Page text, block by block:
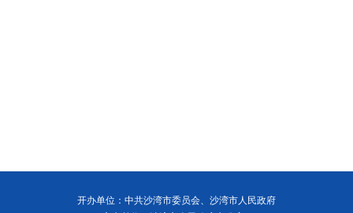
开办单位：中共沙湾市委员会、沙湾市人民政府